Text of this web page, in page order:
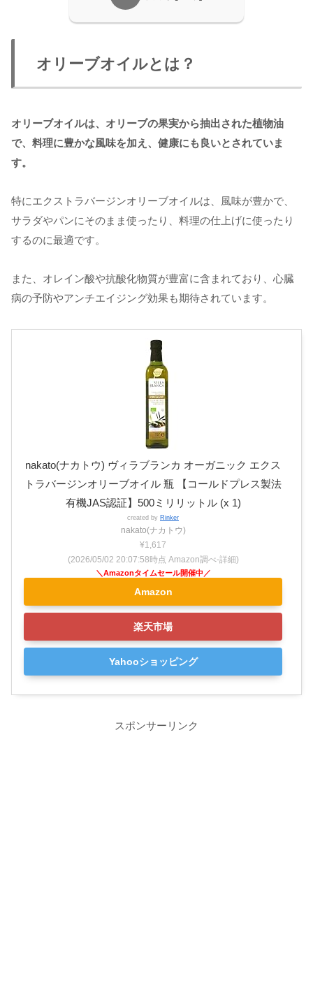
オリーブオイルとは？
オリーブオイルは、オリーブの果実から抽出された植物油
で、料理に豊かな風味を加え、健康にも良いとされていま
す。
特にエクストラバージンオリーブオイルは、風味が豊かで、
サラダやパンにそのまま使ったり、料理の仕上げに使ったり
するのに最適です。
また、オレイン酸や抗酸化物質が豊富に含まれており、心臓
病の予防やアンチエイジング効果も期待されています。
nakato(ナカトウ) ヴィラブランカ オーガニック エクス
トラバージンオリーブオイル 瓶 【コールドプレス製法
有機JAS認証】500ミリリットル (x 1)
created by Rinker
nakato(ナカトウ)
¥1,617
(2026/05/02 20:07:58時点 Amazon調べ-詳細)
Amazon
楽天市場
Yahooショッピング
スポンサーリンク